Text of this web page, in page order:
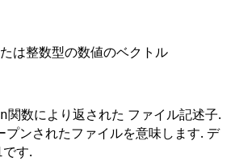
は整数型の数値のベクトル
関数により返された ファイル記述子.
プンされたファイルを意味します. デ
です.